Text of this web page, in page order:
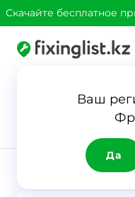
Скачайте бесплатное
Ваш
Да
РЕЗУЛЬТАТ